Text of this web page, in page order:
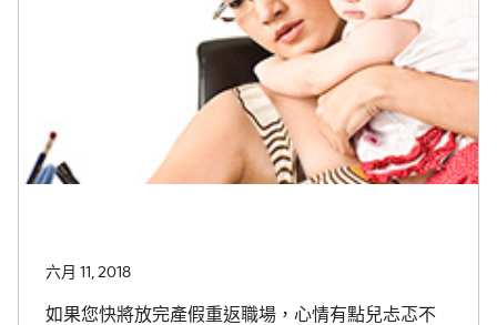
六月 11, 2018
如果您快將放完產假重返職場，心情有點兒忐忑不